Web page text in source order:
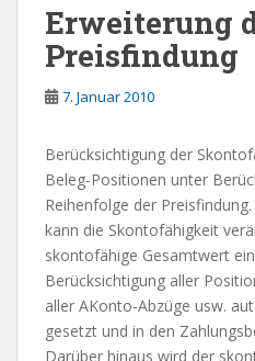
Erweiterung
Preisfindung
7. Januar 2010
Berücksichtigung der
Beleg-Positionen unter
Reihenfolge der
kann die Skontofähigkeit
skontofähige Gesamtwert
Berücksichtigung aller
aller AKonto-Abzüge usw.
gesetzt und in den
Darüber hinaus wird der